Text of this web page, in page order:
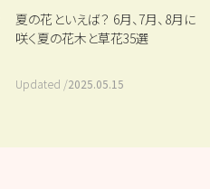
夏の花といえば？ 6月、7月、8月に
咲く夏の花木と草花35選
Updated /2025.05.15